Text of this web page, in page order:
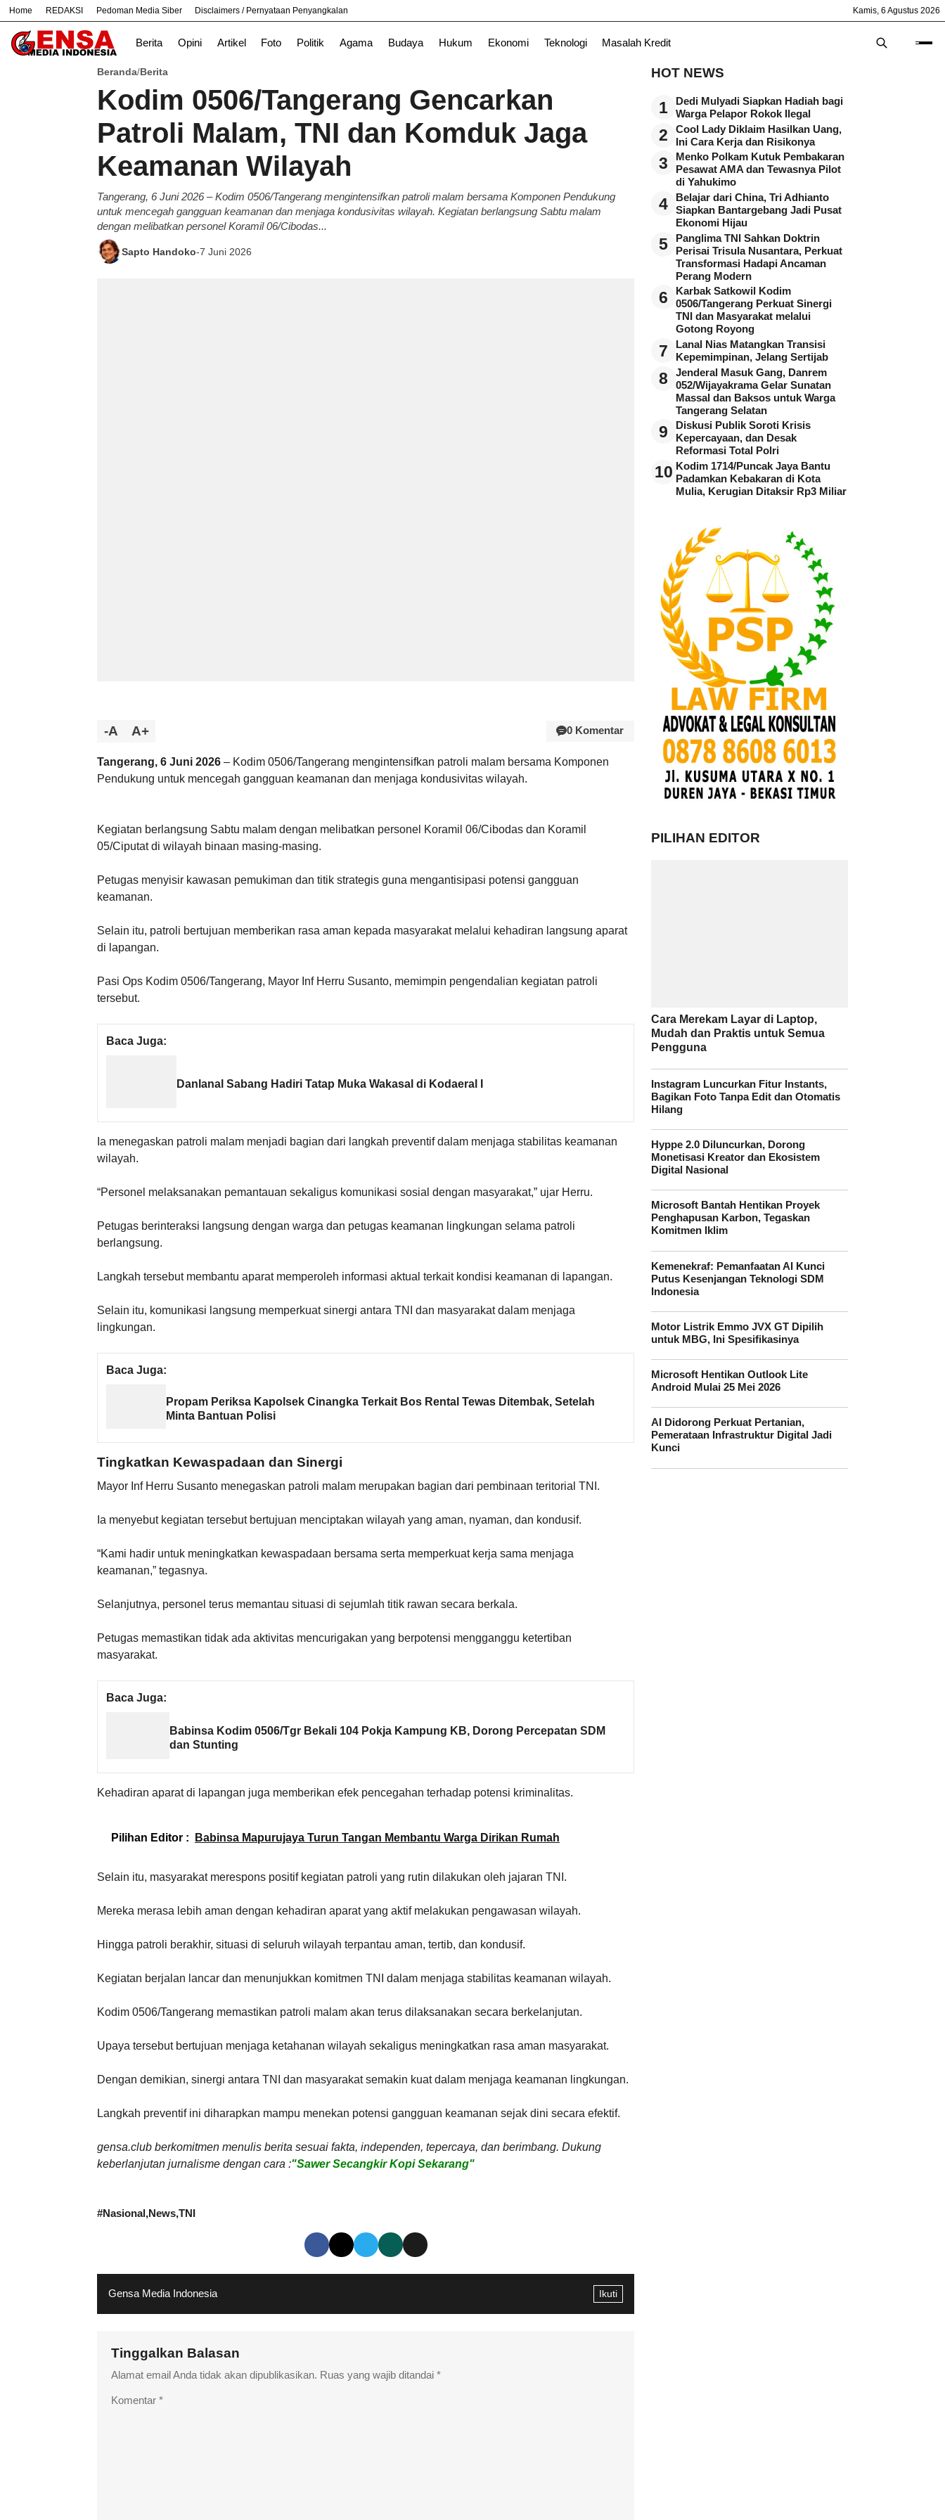
Home REDAKSI Pedoman Media Siber Disclaimers / Pernyataan Penyangkalan Kamis, 6 Agustus 2026
Berita Opini Artikel Foto Politik Agama Budaya Hukum Ekonomi Teknologi Masalah Kredit
# Bandung Bekasi
Beranda/Berita
Kodim 0506/Tangerang Gencarkan
Patroli Malam, TNI dan Komduk Jaga
Keamanan Wilayah
Tangerang, 6 Juni 2026 – Kodim 0506/Tangerang mengintensifkan patroli malam bersama Komponen Pendukung
untuk mencegah gangguan keamanan dan menjaga kondusivitas wilayah. Kegiatan berlangsung Sabtu malam
dengan melibatkan personel Koramil 06/Cibodas...
Sapto Handoko-7 Juni 2026
-A A+ 0 Komentar
Tangerang, 6 Juni 2026 – Kodim 0506/Tangerang mengintensifkan patroli malam bersama Komponen
Pendukung untuk mencegah gangguan keamanan dan menjaga kondusivitas wilayah.
Kegiatan berlangsung Sabtu malam dengan melibatkan personel Koramil 06/Cibodas dan Koramil
05/Ciputat di wilayah binaan masing-masing.
Petugas menyisir kawasan pemukiman dan titik strategis guna mengantisipasi potensi gangguan
keamanan.
Selain itu, patroli bertujuan memberikan rasa aman kepada masyarakat melalui kehadiran langsung aparat
di lapangan.
Pasi Ops Kodim 0506/Tangerang, Mayor Inf Herru Susanto, memimpin pengendalian kegiatan patroli
tersebut.
Baca Juga:
Danlanal Sabang Hadiri Tatap Muka Wakasal di Kodaeral I
Ia menegaskan patroli malam menjadi bagian dari langkah preventif dalam menjaga stabilitas keamanan
wilayah.
“Personel melaksanakan pemantauan sekaligus komunikasi sosial dengan masyarakat,” ujar Herru.
Petugas berinteraksi langsung dengan warga dan petugas keamanan lingkungan selama patroli
berlangsung.
Langkah tersebut membantu aparat memperoleh informasi aktual terkait kondisi keamanan di lapangan.
Selain itu, komunikasi langsung memperkuat sinergi antara TNI dan masyarakat dalam menjaga
lingkungan.
Baca Juga:
Propam Periksa Kapolsek Cinangka Terkait Bos Rental Tewas Ditembak, Setelah
Minta Bantuan Polisi
Tingkatkan Kewaspadaan dan Sinergi
Mayor Inf Herru Susanto menegaskan patroli malam merupakan bagian dari pembinaan teritorial TNI.
Ia menyebut kegiatan tersebut bertujuan menciptakan wilayah yang aman, nyaman, dan kondusif.
“Kami hadir untuk meningkatkan kewaspadaan bersama serta memperkuat kerja sama menjaga
keamanan,” tegasnya.
Selanjutnya, personel terus memantau situasi di sejumlah titik rawan secara berkala.
Petugas memastikan tidak ada aktivitas mencurigakan yang berpotensi mengganggu ketertiban
masyarakat.
Baca Juga:
Babinsa Kodim 0506/Tgr Bekali 104 Pokja Kampung KB, Dorong Percepatan SDM
dan Stunting
Kehadiran aparat di lapangan juga memberikan efek pencegahan terhadap potensi kriminalitas.
Pilihan Editor : Babinsa Mapurujaya Turun Tangan Membantu Warga Dirikan Rumah
Selain itu, masyarakat merespons positif kegiatan patroli yang rutin dilakukan oleh jajaran TNI.
Mereka merasa lebih aman dengan kehadiran aparat yang aktif melakukan pengawasan wilayah.
Hingga patroli berakhir, situasi di seluruh wilayah terpantau aman, tertib, dan kondusif.
Kegiatan berjalan lancar dan menunjukkan komitmen TNI dalam menjaga stabilitas keamanan wilayah.
Kodim 0506/Tangerang memastikan patroli malam akan terus dilaksanakan secara berkelanjutan.
Upaya tersebut bertujuan menjaga ketahanan wilayah sekaligus meningkatkan rasa aman masyarakat.
Dengan demikian, sinergi antara TNI dan masyarakat semakin kuat dalam menjaga keamanan lingkungan.
Langkah preventif ini diharapkan mampu menekan potensi gangguan keamanan sejak dini secara efektif.
gensa.club berkomitmen menulis berita sesuai fakta, independen, tepercaya, dan berimbang. Dukung
keberlanjutan jurnalisme dengan cara :"Sawer Secangkir Kopi Sekarang"
#Nasional News TNI
Gensa Media Indonesia Ikuti
Tinggalkan Balasan
Alamat email Anda tidak akan dipublikasikan. Ruas yang wajib ditandai *
Komentar *
HOT NEWS
1
Dedi Mulyadi Siapkan Hadiah bagi
Warga Pelapor Rokok Ilegal
2
Cool Lady Diklaim Hasilkan Uang,
Ini Cara Kerja dan Risikonya
3
Menko Polkam Kutuk Pembakaran
Pesawat AMA dan Tewasnya Pilot
di Yahukimo
4
Belajar dari China, Tri Adhianto
Siapkan Bantargebang Jadi Pusat
Ekonomi Hijau
5
Panglima TNI Sahkan Doktrin
Perisai Trisula Nusantara, Perkuat
Transformasi Hadapi Ancaman
Perang Modern
6
Karbak Satkowil Kodim
0506/Tangerang Perkuat Sinergi
TNI dan Masyarakat melalui
Gotong Royong
7
Lanal Nias Matangkan Transisi
Kepemimpinan, Jelang Sertijab
8
Jenderal Masuk Gang, Danrem
052/Wijayakrama Gelar Sunatan
Massal dan Baksos untuk Warga
Tangerang Selatan
9
Diskusi Publik Soroti Krisis
Kepercayaan, dan Desak
Reformasi Total Polri
10 Kodim 1714/Puncak Jaya Bantu
Padamkan Kebakaran di Kota
Mulia, Kerugian Ditaksir Rp3 Miliar
PILIHAN EDITOR
Cara Merekam Layar di Laptop,
Mudah dan Praktis untuk Semua
Pengguna
Instagram Luncurkan Fitur Instants,
Bagikan Foto Tanpa Edit dan Otomatis
Hilang
Hyppe 2.0 Diluncurkan, Dorong
Monetisasi Kreator dan Ekosistem
Digital Nasional
Microsoft Bantah Hentikan Proyek
Penghapusan Karbon, Tegaskan
Komitmen Iklim
Kemenekraf: Pemanfaatan AI Kunci
Putus Kesenjangan Teknologi SDM
Indonesia
Motor Listrik Emmo JVX GT Dipilih
untuk MBG, Ini Spesifikasinya
Microsoft Hentikan Outlook Lite
Android Mulai 25 Mei 2026
AI Didorong Perkuat Pertanian,
Pemerataan Infrastruktur Digital Jadi
Kunci